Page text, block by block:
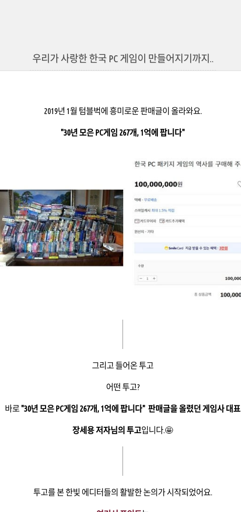
우리가 사랑한 한국 PC 게임이 만들어지기까지..
2019년 1월 텀블벅에 흥미로운 판매글이 올라와요.
"30년 모은 PC게임 267개, 1억에 팝니다"
그리고 들어온 투고
어떤 투고?
바로 "30년 모은 PC게임 267개, 1억에 팝니다" 판매글을 올렸던 게임사 대표
장세용 저자님의 투고입니다.🤩
투고를 본 한빛 에디터들의 활발한 논의가 시작되었어요.